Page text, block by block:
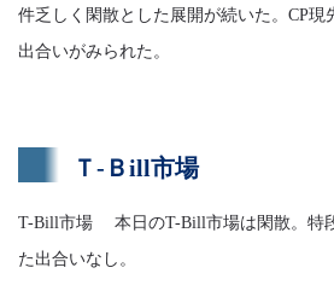
件乏しく閑散とした展開が続いた。CP現
出合いがみられた。
Ｔ-Ｂill市場
T-Bill市場 本日のT-Bill市場は閑散。特
た出合いなし。